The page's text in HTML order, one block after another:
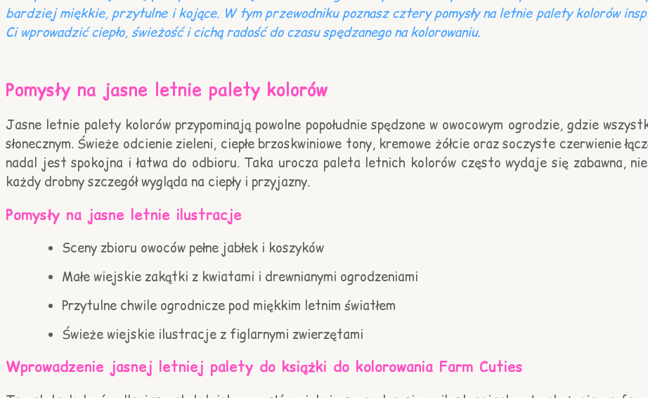
bardziej miękkie, przytulne i kojące. W tym przewodniku poznasz cztery pomysły na letnie palety kolorów
Ci wprowadzić ciepło, świeżość i cichą radość do czasu spędzanego na kolorowaniu.
Pomysły na jasne letnie palety kolorów
Jasne letnie palety kolorów przypominają powolne popołudnie spędzone w owocowym ogrodzie, gdzie
słonecznym. Świeże odcienie zieleni, ciepłe brzoskwiniowe tony, kremowe żółcie oraz soczyste czerwienie
nadal jest spokojna i łatwa do odbioru. Taka urocza paleta letnich kolorów często wydaje się zabawna,
każdy drobny szczegół wygląda na ciepły i przyjazny.
Pomysły na jasne letnie ilustracje
Sceny zbioru owoców pełne jabłek i koszyków
Małe wiejskie zakątki z kwiatami i drewnianymi ogrodzeniami
Przytulne chwile ogrodnicze pod miękkim letnim światłem
Świeże wiejskie ilustracje z figlarnymi zwierzętami
Wprowadzenie jasnej letniej palety do książki do kolorowania Farm Cuties